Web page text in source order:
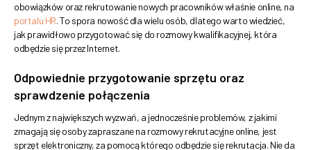
obowiązków oraz rekrutowanie nowych pracowników właśnie online, na
portalu HR. To spora nowość dla wielu osób, dlatego warto wiedzieć,
jak prawidłowo przygotować się do rozmowy kwalifikacyjnej, która
odbędzie się przez Internet.
Odpowiednie przygotowanie sprzętu oraz
sprawdzenie połączenia
Jednym z największych wyzwań, a jednocześnie problemów, z jakimi
zmagają się osoby zapraszane na rozmowy rekrutacyjne online, jest
sprzęt elektroniczny, za pomocą którego odbędzie się rekrutacja. Nie da